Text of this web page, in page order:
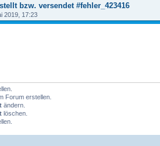
bzw. versendet #fehler_423416
2019, 17:23
Forum erstellen.
ändern.
löschen.